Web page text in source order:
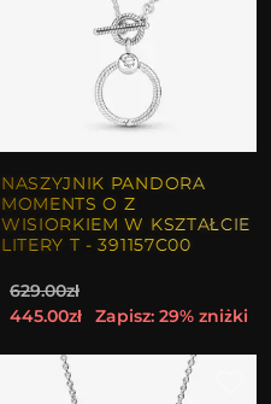
NASZYJNIK PANDORA
MOMENTS O Z
WISIORKIEM W KSZTAŁCIE
LITERY T - 391157C00
629.00zł
445.00zł
Zapisz: 29% zniżki